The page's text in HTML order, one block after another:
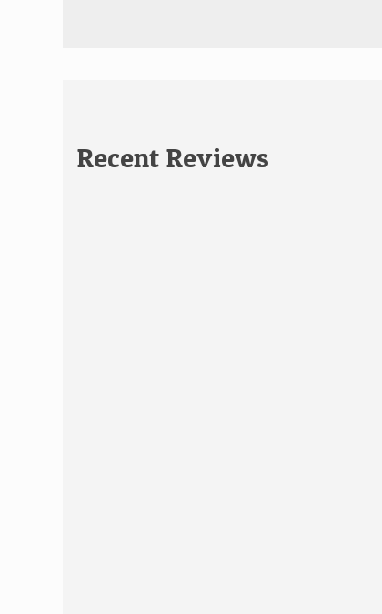
Recent Reviews